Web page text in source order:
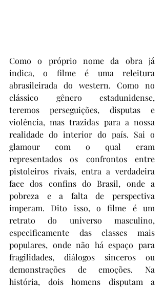
Como o próprio nome da obra já
indica, o filme é uma releitura
abrasileirada do western. Como no
clássico gênero estadunidense,
teremos perseguições, disputas e
violência, mas trazidas para a nossa
realidade do interior do país. Sai o
glamour com o qual eram
representados os confrontos entre
pistoleiros rivais, entra a verdadeira
face dos confins do Brasil, onde a
pobreza e a falta de perspectiva
imperam. Dito isso, o filme é um
retrato do universo masculino,
especificamente das classes mais
populares, onde não há espaço para
fragilidades, diálogos sinceros ou
demonstrações de emoções. Na
história, dois homens disputam a